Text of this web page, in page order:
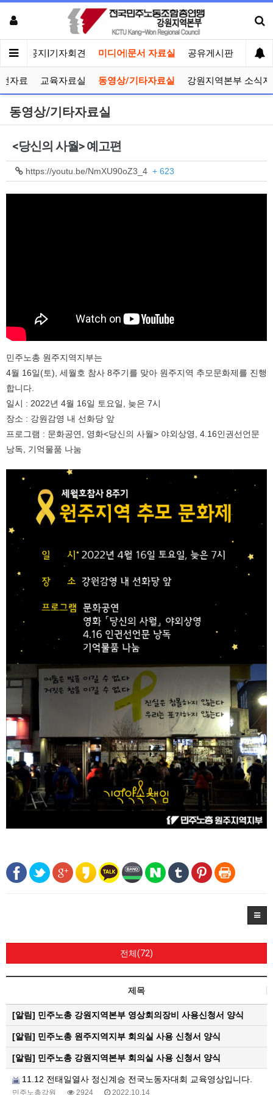
인 공지|기자회견 미디어|문서 자료실 공유게시판 선거
자료 교육자료실 동영상/기타자료실 강원지역본부 소식지
동영상/기타자료실
<당신의 사월> 예고편
https://youtu.be/NmXU90oZ3_4 + 623
민주노총 원주지역지부는
4월 16일(토), 세월호 참사 8주기를 맞아 원주지역 추모문화제를 진행
합니다.
일시 : 2022년 4월 16일 토요일, 늦은 7시
장소 : 강원감영 내 선화당 앞
프로그램 : 문화공연, 영화<당신의 사월> 야외상영, 4.16인권선언문
낭독, 기억물품 나눔
전체(72)
제목
[알림] 민주노총 강원지역본부 영상회의장비 사용신청서 양식
[알림] 민주노총 원주지역지부 회의실 사용 신청서 양식
[알림] 민주노총 강원지역본부 회의실 사용 신청서 양식
11.12 전태일열사 정신계승 전국노동자대회 교육영상입니다.
민주노총강원 2924 2022.10.14